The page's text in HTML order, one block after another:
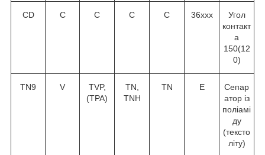
CD C C C C 36ххх
Угол
контакт
а
150(12
0)
TN9 V
TVP,
(TPA)
TN,
TNH
TN Е
Сепар
атор із
поліамі
ду
(тексто
літу)